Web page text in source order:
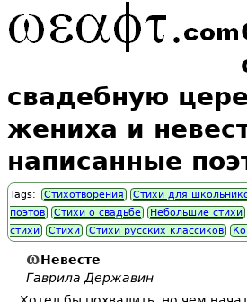
свадебную
жениха и
написанные
Tags: Стихотворения Стихи для
поэтов
Стихи о свадьбе Небольшие стихи
стихи
Стихи Стихи русских классиков
Невесте
Гаврила Державин